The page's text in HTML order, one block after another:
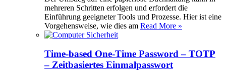
mehreren Schritten erfolgen und erfordert die
Einführung geeigneter Tools und Prozesse. Hier ist eine
Vorgehensweise, wie dies am Read More »
Time-based One-Time Password – TOTP
– Zeitbasiertes Einmalpasswort